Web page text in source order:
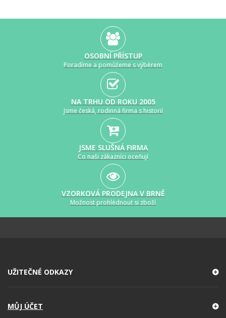
OSOBNÍ PŘÍSTUP
Poradíme a pomůžeme s výběrem
NA TRHU OD ROKU 2005
Jsme česká, rodinná firma s historií
JSME SLUŠNÁ FIRMA
Co naši zákazníci oceňují
VZORKOVÁ PRODEJNA V BRNĚ
Možnost prohlédnout si zboží
UŽITEČNÉ ODKAZY
MŮJ ÚČET